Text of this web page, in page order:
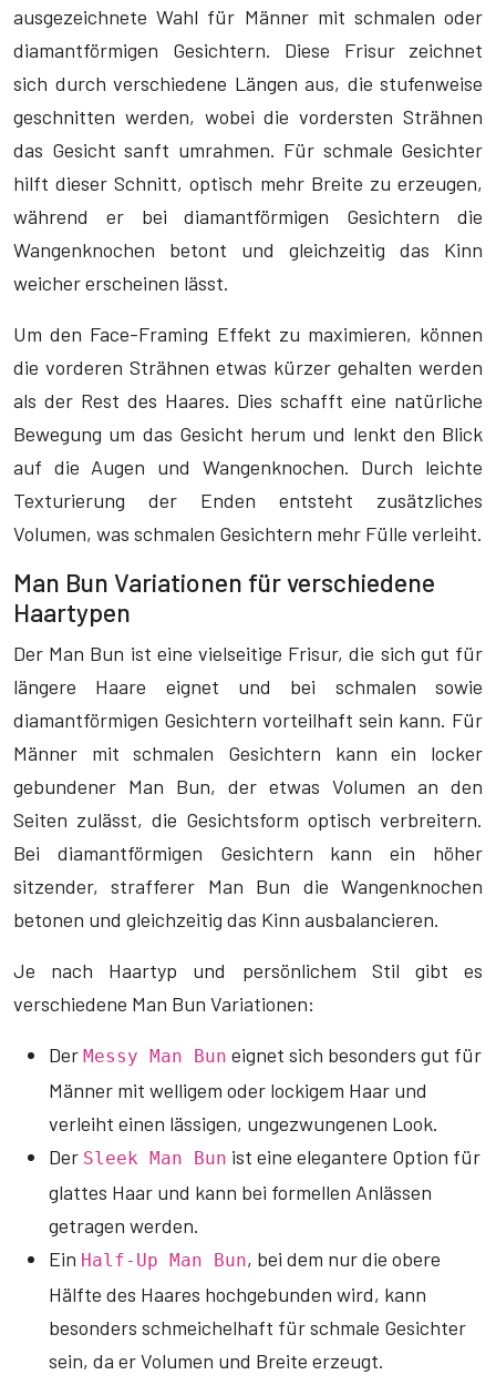
ausgezeichnete Wahl für Männer mit schmalen oder
diamantförmigen Gesichtern. Diese Frisur zeichnet
sich durch verschiedene Längen aus, die stufenweise
geschnitten werden, wobei die vordersten Strähnen
das Gesicht sanft umrahmen. Für schmale Gesichter
hilft dieser Schnitt, optisch mehr Breite zu erzeugen,
während er bei diamantförmigen Gesichtern die
Wangenknochen betont und gleichzeitig das Kinn
weicher erscheinen lässt.
Um den Face-Framing Effekt zu maximieren, können
die vorderen Strähnen etwas kürzer gehalten werden
als der Rest des Haares. Dies schafft eine natürliche
Bewegung um das Gesicht herum und lenkt den Blick
auf die Augen und Wangenknochen. Durch leichte
Texturierung der Enden entsteht zusätzliches
Volumen, was schmalen Gesichtern mehr Fülle verleiht.
Man Bun Variationen für verschiedene
Haartypen
Der Man Bun ist eine vielseitige Frisur, die sich gut für
längere Haare eignet und bei schmalen sowie
diamantförmigen Gesichtern vorteilhaft sein kann. Für
Männer mit schmalen Gesichtern kann ein locker
gebundener Man Bun, der etwas Volumen an den
Seiten zulässt, die Gesichtsform optisch verbreitern.
Bei diamantförmigen Gesichtern kann ein höher
sitzender, strafferer Man Bun die Wangenknochen
betonen und gleichzeitig das Kinn ausbalancieren.
Je nach Haartyp und persönlichem Stil gibt es
verschiedene Man Bun Variationen:
Der Messy Man Bun eignet sich besonders gut für
Männer mit welligem oder lockigem Haar und
verleiht einen lässigen, ungezwungenen Look.
Der Sleek Man Bun ist eine elegantere Option für
glattes Haar und kann bei formellen Anlässen
getragen werden.
Ein Half-Up Man Bun, bei dem nur die obere
Hälfte des Haares hochgebunden wird, kann
besonders schmeichelhaft für schmale Gesichter
sein, da er Volumen und Breite erzeugt.